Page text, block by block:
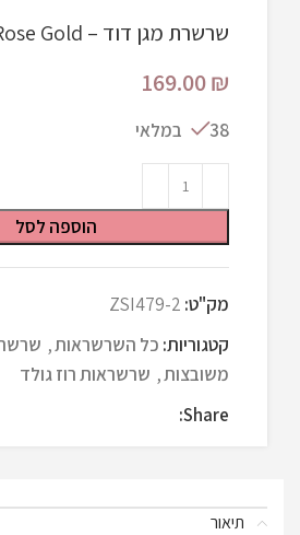
שרשרת מגן דוד – Rose Gold
169.00₪
38 במלאי
הוספה לסל
מק"ט: ZSI479-2
קטגוריות: כל השרשראות,
משובצות, שרשראות רוז גולד
Share:
תיאור